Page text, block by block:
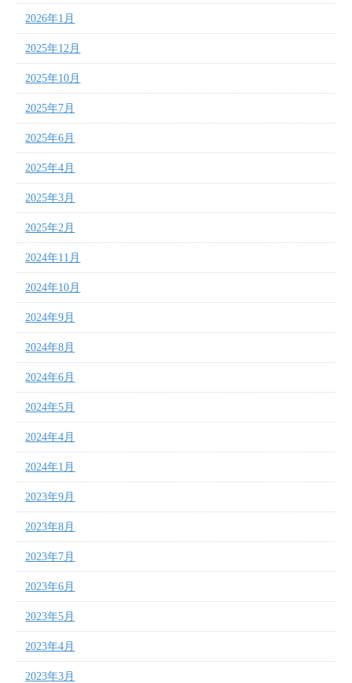
2026年1月
2025年12月
2025年10月
2025年7月
2025年6月
2025年4月
2025年3月
2025年2月
2024年11月
2024年10月
2024年9月
2024年8月
2024年6月
2024年5月
2024年4月
2024年1月
2023年9月
2023年8月
2023年7月
2023年6月
2023年5月
2023年4月
2023年3月